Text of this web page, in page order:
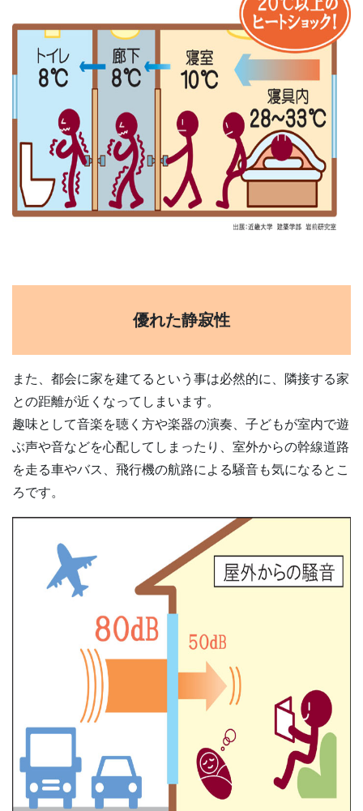
優れた静寂性
また、都会に家を建てるという事は必然的に、隣接する家
との距離が近くなってしまいます。
趣味として音楽を聴く方や楽器の演奏、子どもが室内で遊
ぶ声や音などを心配してしまったり、室外からの幹線道路
を走る車やバス、飛行機の航路による騒音も気になるとこ
ろです。